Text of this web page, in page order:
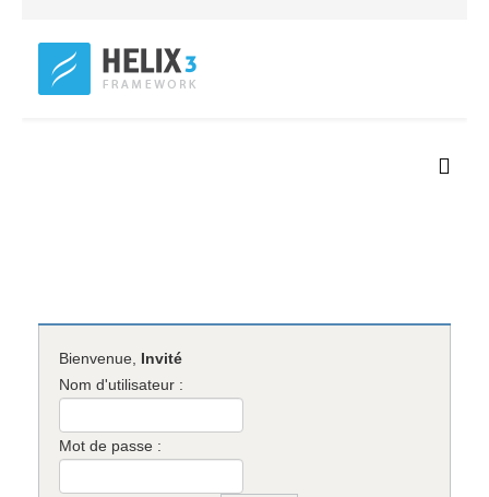
Bienvenue, Invité
Nom d'utilisateur :
Mot de passe :